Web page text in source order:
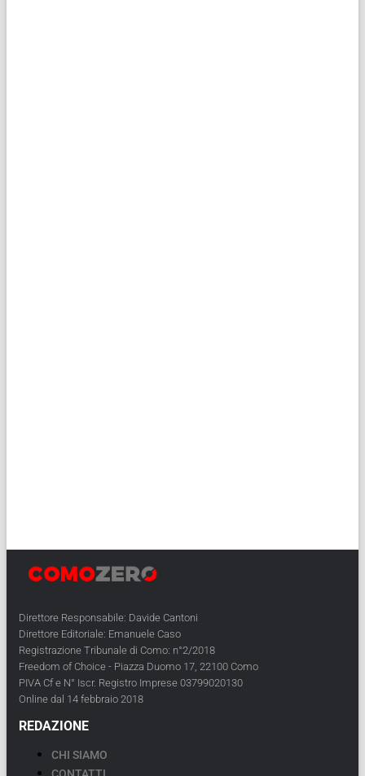
Direttore Responsabile: Davide Cantoni
Direttore Editoriale: Emanuele Caso
Registrazione Tribunale di Como: n°2/2018
Freedom of Choice - Piazza Duomo 17, 22100 Como
PIVA Cf e N° Iscr. Registro Imprese 03799020130
Online dal 14 febbraio 2018
REDAZIONE
CHI SIAMO